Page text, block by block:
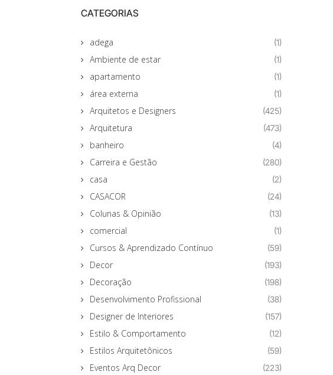
CATEGORIAS
adega (1)
Ambiente de estar (1)
apartamento (1)
área externa (1)
Arquitetos e Designers (425)
Arquitetura (473)
banheiro (4)
Carreira e Gestão (280)
casa (2)
CASACOR (24)
Colunas & Opinião (13)
comercial (1)
Cursos & Aprendizado Contínuo (59)
Decor (193)
Decoração (198)
Desenvolvimento Profissional (38)
Designer de Interiores (157)
Estilo & Comportamento (12)
Estilos Arquitetônicos (59)
Eventos Arq Decor (223)